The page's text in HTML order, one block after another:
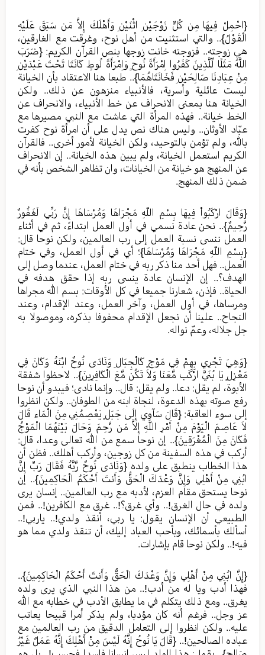
{احْمِلْ فِيهَا مِن كُلٍّ زَوْجَيْنِ اثْنَيْنِ وَأَهْلَكَ إِلاَّ مَن سَبَقَ عَلَيْهِ
الْقَوْلُ}.. والتي استثنيت من أهل نوح، وغرقت مع الغارقين،
هي زوجته.. فزوجته خانت زوجها بنص القرآن الكريم: {ضَرَبَ
اللَّهُ مَثَلًا لِّلَّذِينَ كَفَرُوا اِمْرَأَةَ نُوحٍ وَاِمْرَأَةَ لُوطٍ كَانَتَا تَحْتَ عَبْدَيْنِ
مِنْ عِبَادِنَا صَالِحَيْنِ فَخَانَتَاهُمَا}.. طبعا هنا الاعتقاد بأن الخيانة
ليست عائلية وأسرية، فالأنبياء منزهون عن ذلك.. ولكن
الخيانة هنا بمعنى الانحراف عن خط الأنبياء، والانحراف عن
الخط خيانة.. فهذه المرأة التي عاشت مع النبي مصيرها مع
عبّاد الأوثان.. وليس هناك نص يدل على أن امرأة نوح كفرت
بالله، ولم تؤمن بالتوحيد، ولكن الخيانة لأمور أخرى.. فالقرآن
الكريم استعمل الخيانة، ولم يبين هذه الخيانة.. إن الانحراف
عن المنهج هو خيانة من الخيانات، وان تظاهر الشخص بأنه في
ضمن ذلك المنهج.
{وَقَالَ ارْكَبُواْ فِيهَا بِسْمِ اللّهِ مَجْرَاهَا وَمُرْسَاهَا إِنَّ رَبِّي لَغَفُورٌ
رَّحِيمٌ}.. نحن عادة نسمي في أول العمل ابتداءً، ثم في أثناء
العمل ننسى نسبة العمل إلى رب العالمين، ولكن نوحا قال:
{بِسْمِ اللّهِ مَجْرَاهَا وَمُرْسَاهَا}؛ أي في أول العمل، وفي ختام
العمل.. فهل أحد منا ذكر ربه في ختام العمل، عندما وصل إلى
الهدف؟.. إن الإنسان عادة ينسى ربه إذا حقق هدفه في
الحياة.. فإذن، شعارنا جميعا في كل الأوقات: بسم الله مجراها
ومرساها، في أول العمل، وآخر العمل، وعند الإقدام، وعند
النجاح.. علينا أن نجعل الإقدام محفوفا بذكره، وموصولا به
جل جلاله، وعمّ نواله.
{وَهِيَ تَجْرِي بِهِمْ فِي مَوْجٍ كَالْجِبَالِ وَنَادَى نُوحٌ ابْنَهُ وَكَانَ فِي
مَعْزِلٍ يَا بُنَيَّ ارْكَب مَّعَنَا وَلاَ تَكُن مَّعَ الْكَافِرِينَ}.. لاحظوا شفقة
الأبوة، لم يقل: دعا.. ولم يقل: قال.. وإنما نادى؛ فيبدو أن نوحا
رفع صوته بهذه الدعوة، لنجاة ابنه من الطوفان.. ولكن انظروا
إلى سوء العاقبة: {قَالَ سَآوِي إِلَى جَبَلٍ يَعْصِمُنِي مِنَ الْمَاء قَالَ
لاَ عَاصِمَ الْيَوْمَ مِنْ أَمْرِ اللّهِ إِلاَّ مَن رَّحِمَ وَحَالَ بَيْنَهُمَا الْمَوْجُ
فَكَانَ مِنَ الْمُغْرَقِينَ}.. إن نوحا سمع من الله تعالى وعدا، قال:
أركب في هذه السفينة من كل زوجين، وأركب أهلك.. فظن أن
هذا الخطاب ينطبق على ولده {وَنَادَى نُوحٌ رَّبَّهُ فَقَالَ رَبِّ إِنَّ
ابُنِي مِنْ أَهْلِي وَإِنَّ وَعْدَكَ الْحَقُّ وَأَنتَ أَحْكَمُ الْحَاكِمِينَ}.. إن
نوحا يستحق مقام العزم، لأدبه مع رب العالمين.. إنسان يرى
ولده في حال الغرق!.. وأي غرق؟!.. غرق مع الكافرين!.. فمن
الطبيعي أن الإنسان يقول: يا ربي، أنقذ ولدي!.. ياربي!..
أسألك بأسمائك، وبأحب العباد إليك، أن تنقذ ولدي مما هو
فيه!.. ولكن نوحا قام بإشارات.
{إِنَّ ابُنِي مِنْ أَهْلِي وَإِنَّ وَعْدَكَ الْحَقُّ وَأَنتَ أَحْكَمُ الْحَاكِمِينَ}..
فهذا أدب ويا له من أدب!.. من هذا النبي الذي يرى ولده
يغرق.. ومع ذلك يتكلم في ما يطابق الأدب في خطابه مع الله
عز وجل.. فرغم أنه كان مؤدبا، ولم يذكر أمرا قبيحا يعاتب
عليه.. ولكن انظروا إلى التعامل الدقيق من رب العالمين مع
عباده الصالحين!.. {قَالَ يَا نُوحُ إِنَّهُ لَيْسَ مِنْ أَهْلِكَ إِنَّهُ عَمَلٌ غَيْرُ